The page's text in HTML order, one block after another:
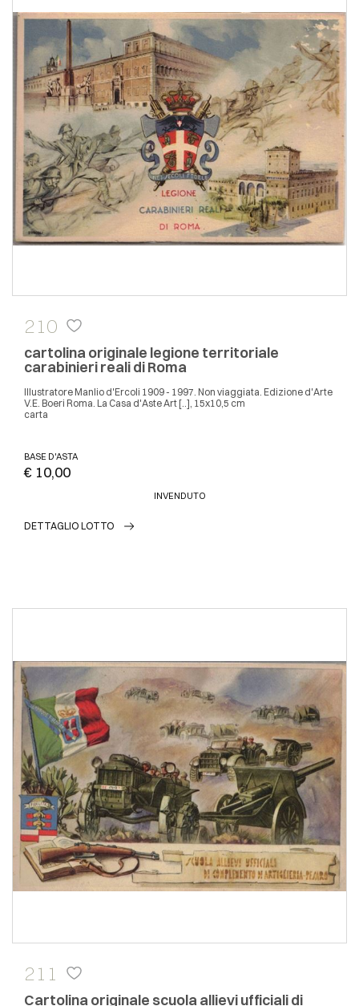
210
cartolina originale legione territoriale
carabinieri reali di Roma
Illustratore Manlio d'Ercoli 1909 - 1997. Non viaggiata. Edizione d'Arte
V.E. Boeri Roma. La Casa d'Aste Art [..], 15x10,5 cm
carta
BASE D'ASTA
€ 10,00
INVENDUTO
DETTAGLIO LOTTO
211
Cartolina originale scuola allievi ufficiali di